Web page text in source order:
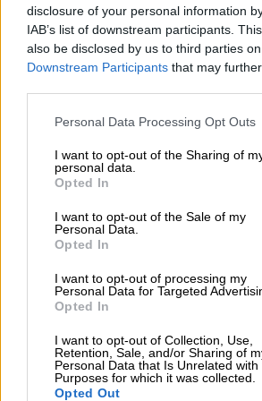
disclosure of your personal information
IAB’s list of downstream participants.
also be disclosed by us to third parties
Downstream Participants that may
Personal Data Processing Opt Outs
I want to opt-out of the Sharing of
personal data.
Opted In
I want to opt-out of the Sale of my
Personal Data.
Opted In
I want to opt-out of processing my
Personal Data for Targeted
Opted In
I want to opt-out of Collection, Use,
Retention, Sale, and/or Sharing of
Personal Data that Is Unrelated with
Purposes for which it was collected.
Opted Out
búsqueda para hacer
leyes contra el aborto